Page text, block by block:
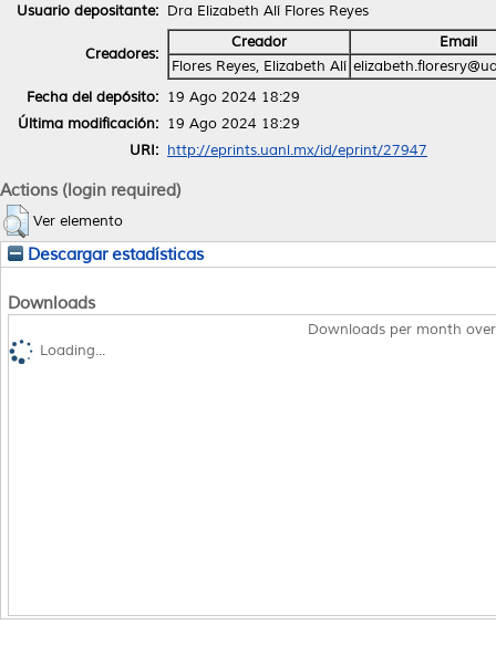
Usuario depositante: Dra Elizabeth Alí Flores Reyes
Creadores:
Creador
Email
Flores Reyes, Elizabeth Alí
Fecha del depósito: 19 Ago 2024 18:29
Última modificación: 19 Ago 2024 18:29
URI: http://eprints.uanl.mx/id/eprint/27947
Actions (login required)
Ver elemento
Descargar estadísticas
Downloads
Downloads per month
Loading...